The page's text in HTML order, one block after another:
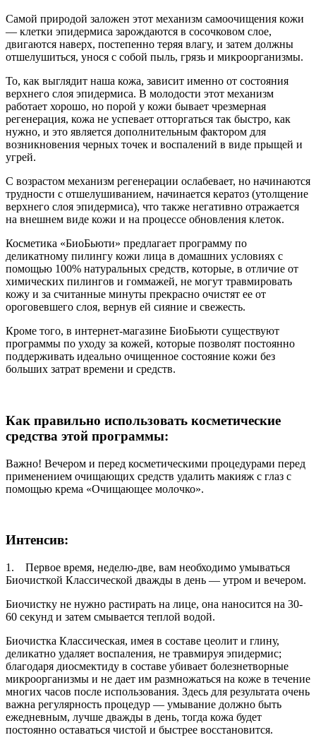
Самой природой заложен этот механизм самоочищения кожи
— клетки эпидермиса зарождаются в сосочковом слое,
двигаются наверх, постепенно теряя влагу, и затем должны
отшелушиться, унося с собой пыль, грязь и микроорганизмы.
То, как выглядит наша кожа, зависит именно от состояния
верхнего слоя эпидермиса. В молодости этот механизм
работает хорошо, но порой у кожи бывает чрезмерная
регенерация, кожа не успевает отторгаться так быстро, как
нужно, и это является дополнительным фактором для
возникновения черных точек и воспалений в виде прыщей и
угрей.
С возрастом механизм регенерации ослабевает, но начинаются
трудности с отшелушиванием, начинается кератоз (утолщение
верхнего слоя эпидермиса), что также негативно отражается
на внешнем виде кожи и на процессе обновления клеток.
Косметика «БиоБьюти» предлагает программу по
деликатному пилингу кожи лица в домашних условиях с
помощью 100% натуральных средств, которые, в отличие от
химических пилингов и гоммажей, не могут травмировать
кожу и за считанные минуты прекрасно очистят ее от
ороговевшего слоя, вернув ей сияние и свежесть.
Кроме того, в интернет-магазине БиоБьюти существуют
программы по уходу за кожей, которые позволят постоянно
поддерживать идеально очищенное состояние кожи без
больших затрат времени и средств.
Как правильно использовать косметические
средства этой программы:
Важно! Вечером и перед косметическими процедурами перед
применением очищающих средств удалить макияж с глаз с
помощью крема «Очищающее молочко».
Интенсив:
1. Первое время, неделю-две, вам необходимо умываться
Биочисткой Классической дважды в день — утром и вечером.
Биочистку не нужно растирать на лице, она наносится на 30-
60 секунд и затем смывается теплой водой.
Биочистка Классическая, имея в составе цеолит и глину,
деликатно удаляет воспаления, не травмируя эпидермис;
благодаря диосмектиду в составе убивает болезнетворные
микроорганизмы и не дает им размножаться на коже в течение
многих часов после использования. Здесь для результата очень
важна регулярность процедур — умывание должно быть
ежедневным, лучше дважды в день, тогда кожа будет
постоянно оставаться чистой и быстрее восстановится.